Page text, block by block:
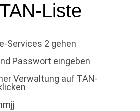
Liste
Services 2 gehen
Passwort eingeben
Verwaltung auf TAN-